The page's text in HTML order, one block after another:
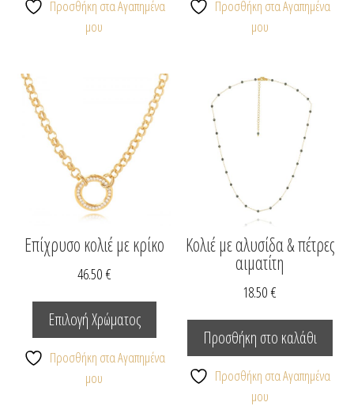
Προσθήκη στα Αγαπημένα
μου
Προσθήκη στα Αγαπημένα
μου
Επίχρυσο κολιέ με κρίκο
46.50€
Επιλογή Χρώματος
έχει
πολλαπλές
Προσθήκη στα Αγαπημένα
μου
Κολιέ με αλυσίδα & πέτρες
αιματίτη
18.50€
Προσθήκη στο καλάθι
Προσθήκη στα Αγαπημένα
μου